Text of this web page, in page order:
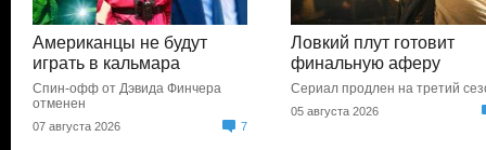
Американцы не будут
играть в кальмара
Спин-офф от Дэвида Финчера
отменен
07 августа 2026 7
Ловкий плут готовит
финальную аферу
Сериал продлен на третий
05 августа 2026